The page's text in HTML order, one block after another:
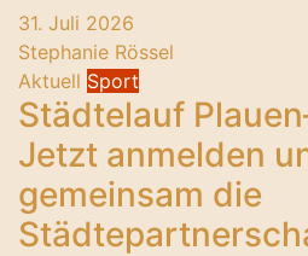
31. Juli 2026
Stephanie Rössel
Aktuell Sport
Städtelauf
Jetzt anmelden
gemeinsam die